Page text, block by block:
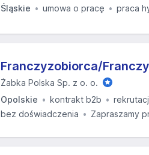
Śląskie
umowa o pracę praca
Franczyzobiorca/
Żabka Polska Sp. z o. o.
Opolskie
kontrakt b2b
bez doświadczenia
Zapraszamy